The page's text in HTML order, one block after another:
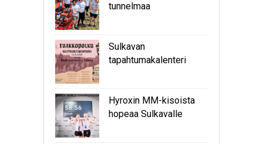
tunnelmaa
Sulkavan
tapahtumakalenteri
Hyroxin MM-kisoista
hopeaa Sulkavalle